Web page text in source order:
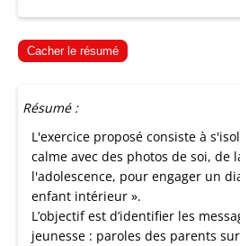
Cacher le résumé
Résumé :
L'exercice proposé consiste à
calme avec des photos de soi, de
l'adolescence, pour engager un
enfant intérieur ».
L’objectif est d’identifier les
jeunesse : paroles des parents